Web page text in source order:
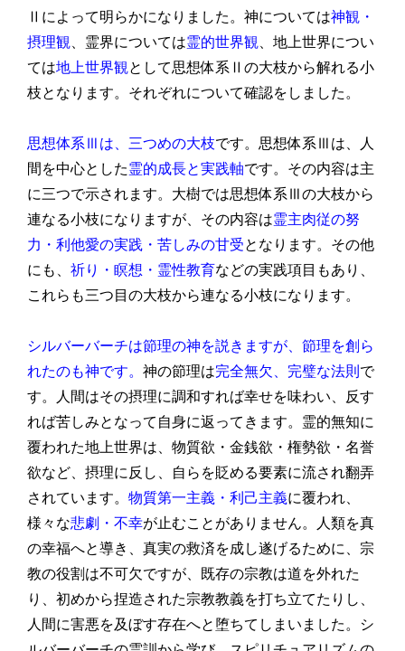
Ⅱによって明らかになりました。神については神観・
摂理観 、霊界については霊的世界観 、地上世界につい
ては地上世界観として思想体系Ⅱの大枝から解れる小
枝となります。それぞれについて確認をしました。
思想体系Ⅲは、三つめの大枝です。思想体系Ⅲは、人
間を中心とした霊的成長と実践軸です。その内容は主
に三つで示されます。大樹では思想体系Ⅲの大枝から
連なる小枝になりますが、その内容は霊主肉従の努
力・利他愛の実践・苦しみの甘受となります。その他
にも、 祈り・瞑想・霊性教育などの実践項目もあり、
これらも三つ目の大枝から連なる小枝になります。
シルバーバーチは節理の神を説きますが、節理を創ら
れたのも神です。 神の節理は完全無欠、完璧な法則 で
す。人間はその摂理に調和すれば幸せを味わい、反す
れば苦しみとなって自身に返ってきます。霊的無知に
覆われた地上世界は、物質欲・金銭欲・権勢欲・名誉
欲など、摂理に反し、自らを貶める要素に流され翻弄
されています。 物質第一主義・利己主義に覆われ、
様々な悲劇・不幸が止むことがありません。人類を真
の幸福へと導き、真実の救済を成し遂げるために、宗
教の役割は不可欠ですが、既存の宗教は道を外れた
り、初めから捏造された宗教教義を打ち立てたりし、
人間に害悪を及ぼす存在へと堕ちてしまいました。シ